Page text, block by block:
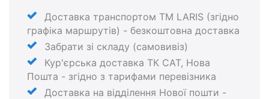
Доставка транспортом ТМ LARIS (згідно
графіка маршрутів) - безкоштовна доставка
Забрати зі складу (самовивіз)
Кур'єрська доставка ТК САТ, Нова
Пошта - згідно з тарифами перевізника
Доставка на відділення Нової пошти -